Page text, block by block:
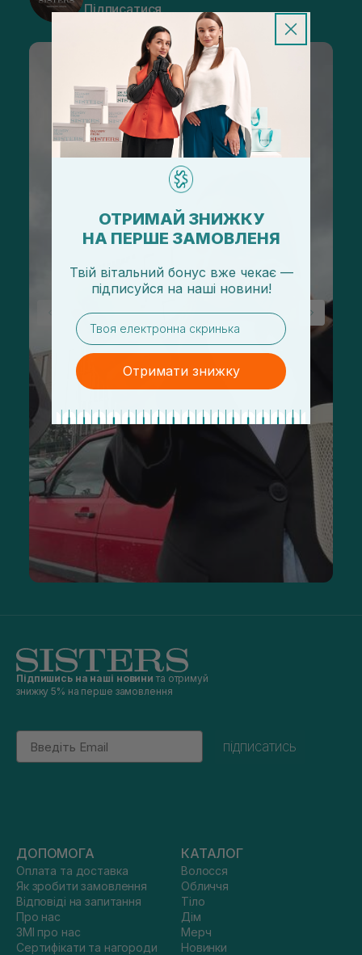
Підписатися
Підпишись на наші новини та отримуй
знижку 5% на перше замовлення
Email
підписатись
ДОПОМОГА
Оплата та доставка
Як зробити замовлення
Відповіді на запитання
Про нас
ЗМІ про нас
Сертифікати та нагороди
КАТАЛОГ
Волосся
Обличчя
Тіло
Дім
Мерч
Новинки
ОТРИМАЙ ЗНИЖКУ
НА ПЕРШЕ ЗАМОВЛЕНЯ
Твій вітальний бонус вже чекає —
підписуйся на наші новини!
email
Отримати знижку